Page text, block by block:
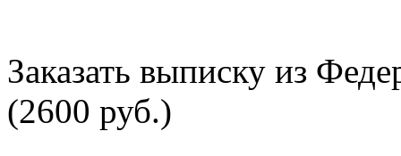
Заказать выписку из
(2600 руб.)